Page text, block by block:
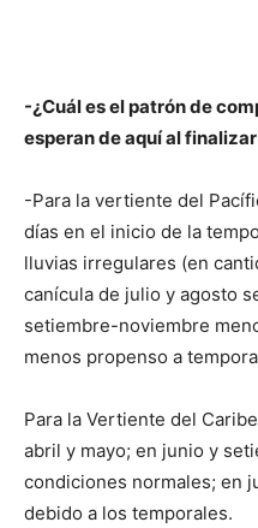
-¿Cuál es el patrón de
esperan de aquí al
-Para la vertiente del
días en el inicio de la
lluvias irregulares (en
canícula de julio y agosto
setiembre-noviembre
menos propenso a
Para la Vertiente del
abril y mayo; en junio y
condiciones normales; en
debido a los temporales.